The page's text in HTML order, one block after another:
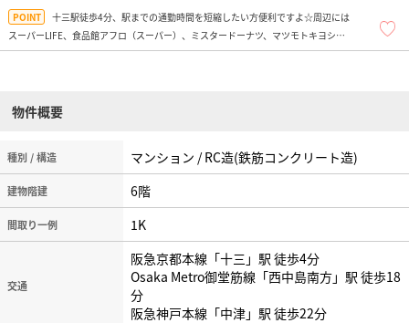
十三駅徒歩4分、駅までの通勤時間を短縮したい方便利ですよ☆周辺には
スーパーLIFE、食品館アフロ（スーパー）、ミスタードーナツ、マツモトキヨシ、
100円均一（キャンドゥ）、コンビニ多数、商店街もあり便利ですよ！
物件概要
種別 / 構造 マンション / RC造(鉄筋コンクリート造)
建物階建 6階
間取り一例 1K
交通
阪急京都本線「十三」駅 徒歩4分
Osaka Metro御堂筋線「西中島南方」駅 徒歩18
分
阪急神戸本線「中津」駅 徒歩22分